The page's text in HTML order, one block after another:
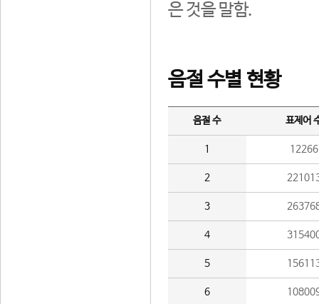
은 것을 말함.
음절 수별 현황
음절 수 표제어
1 12266
2
3
4
5
6